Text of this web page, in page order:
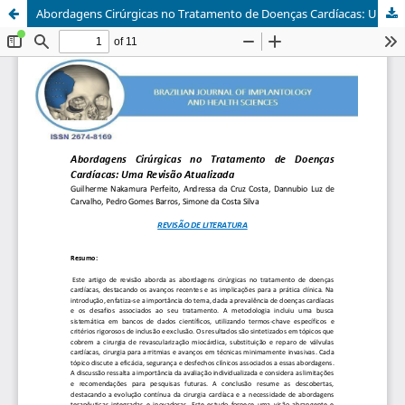
Abordagens Cirúrgicas no Tratamento de Doenças Cardíacas: Uma Revisão Atualizada